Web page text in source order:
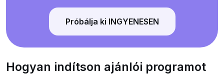
Próbálja ki INGYENESEN
Hogyan indítson ajánlói programot